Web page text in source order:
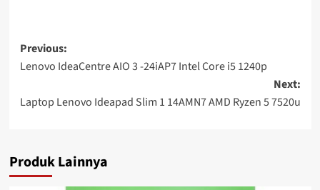
Post
navigation
Previous:
Lenovo IdeaCentre AIO 3 -24iAP7 Intel Core i5 1240p
Next:
Laptop Lenovo Ideapad Slim 1 14AMN7 AMD Ryzen 5 7520u
Produk Lainnya